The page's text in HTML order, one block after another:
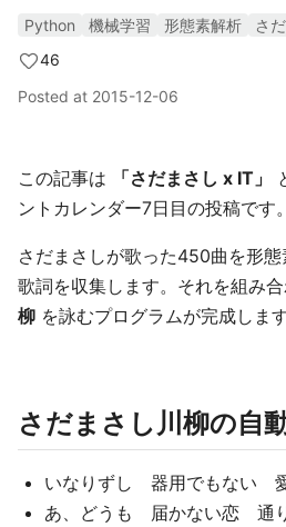
Python 機械学習 形態素解析
さ
46
Posted at 2015-12-06
この記事は 「さだまさし x IT」
ントカレンダー7日目の投稿です。
さだまさしが歌った450曲を形
歌詞を収集します。それを組み
柳 を詠むプログラムが完成します
さだまさし川柳の自
いなりずし 器用でもない
あ、どうも 届かない恋 通